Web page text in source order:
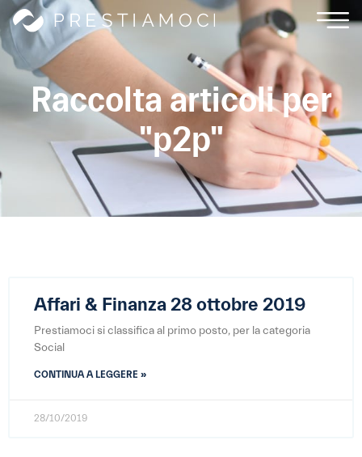
Raccolta articoli per
"p2p"
Affari & Finanza 28 ottobre 2019
Prestiamoci si classifica al primo posto, per la categoria
Social
CONTINUA A LEGGERE »
28/10/2019